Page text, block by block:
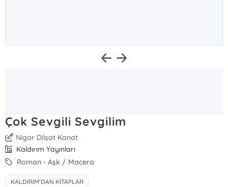
Çok Sevgili Sevgilim
Nigar Dilşat Kanat
Kaldırım Yayınları
Roman - Aşk / Macera
KALDIRIM’DAN KİTAPLAR